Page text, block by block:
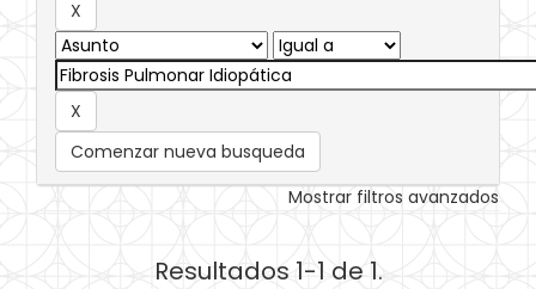
Comenzar nueva busqueda
Mostrar filtros avanzados
Resultados 1-1 de 1.